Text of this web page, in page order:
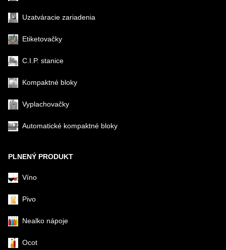
Uzatváracie zariadenia
Etiketovačky
C.I.P. stanice
Kompaktné bloky
Vyplachovačky
Automatické kompaktné bloky
PLNENÝ PRODUKT
Víno
Pivo
Nealko nápoje
Ocot